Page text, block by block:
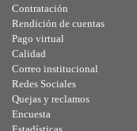
Contratación
Rendición de cuentas
Pago virtual
Calidad
Correo institucional
Redes Sociales
Quejas y reclamos
Encuesta